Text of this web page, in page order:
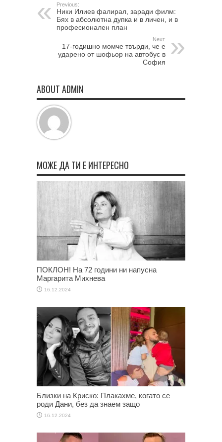
Previous:
Ники Илиев фалирал, заради филм:
Бях в абсолютна дупка и в личен, и в
професионален план
Next:
17-годишно момче твърди, че е
ударено от шофьор на автобус в
София
ABOUT ADMIN
МОЖЕ ДА ТИ Е ИНТЕРЕСНО
ПОКЛОН! На 72 години ни напусна
Маргарита Михнева
16.12.2024
Близки на Криско: Плакахме, когато се
роди Дани, без да знаем защо
16.12.2024